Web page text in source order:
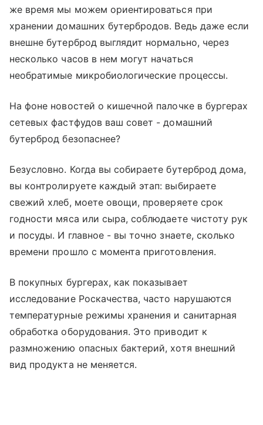
же время мы можем ориентироваться при
хранении домашних бутербродов. Ведь даже если
внешне бутерброд выглядит нормально, через
несколько часов в нем могут начаться
необратимые микробиологические процессы.
На фоне новостей о кишечной палочке в бургерах
сетевых фастфудов ваш совет - домашний
бутерброд безопаснее?
Безусловно. Когда вы собираете бутерброд дома,
вы контролируете каждый этап: выбираете
свежий хлеб, моете овощи, проверяете срок
годности мяса или сыра, соблюдаете чистоту рук
и посуды. И главное - вы точно знаете, сколько
времени прошло с момента приготовления.
В покупных бургерах, как показывает
исследование Роскачества, часто нарушаются
температурные режимы хранения и санитарная
обработка оборудования. Это приводит к
размножению опасных бактерий, хотя внешний
вид продукта не меняется.